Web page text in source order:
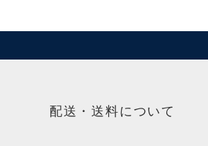
配送・送料について